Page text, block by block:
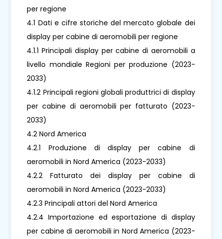
per regione
4.1 Dati e cifre storiche del mercato globale dei
display per cabine di aeromobili per regione
4.1.1 Principali display per cabine di aeromobili a
livello mondiale Regioni per produzione (2023-
2033)
4.1.2 Principali regioni globali produttrici di display
per cabine di aeromobili per fatturato (2023-
2033)
4.2 Nord America
4.2.1 Produzione di display per cabine di
aeromobili in Nord America (2023-2033)
4.2.2 Fatturato dei display per cabine di
aeromobili in Nord America (2023-2033)
4.2.3 Principali attori del Nord America
4.2.4 Importazione ed esportazione di display
per cabine di aeromobili in Nord America (2023-